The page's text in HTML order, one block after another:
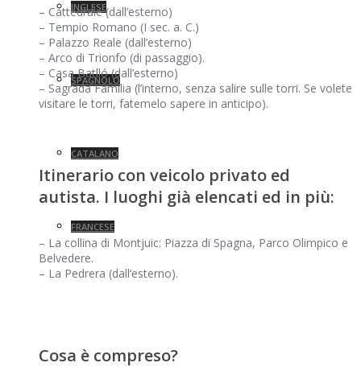
INGLESE
SPAGNOLO
CATALANO
FRANCESE
– Cattedrale (dall’esterno)
– Tempio Romano (I sec. a. C.)
– Palazzo Reale (dall’esterno)
– Arco di Trionfo (di passaggio).
– Casa Batlló (dall’esterno)
– Sagrada Família (l’interno, senza salire sulle torri. Se volete
visitare le torri, fatemelo sapere in anticipo).
Itinerario con veicolo privato ed
autista. I luoghi già elencati ed in più:
– La collina di Montjuic: Piazza di Spagna, Parco Olimpico e
Belvedere.
– La Pedrera (dall’esterno).
Cosa è compreso?